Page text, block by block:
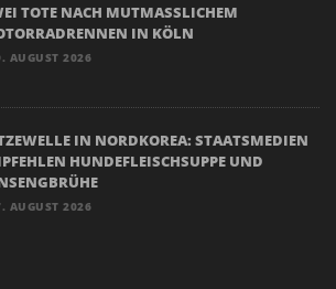
TOTE NACH MUTMASSLICHEM M
IN KÖLN
AUGUST 2026
IN NORDKOREA: STAATSMEDIEN
HUNDEFLEISCHSUPPE UND
AUGUST 2026